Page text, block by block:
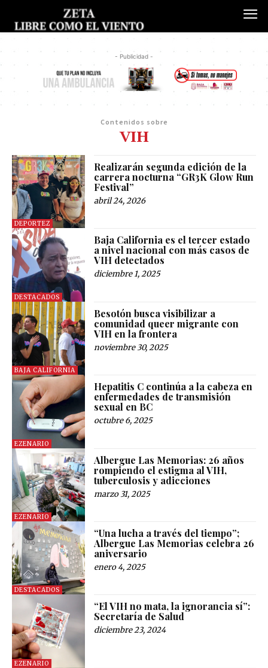
- Publicidad -
Contenidos sobre
VIH
DEPORTEZ
Realizarán segunda edición de la
carrera nocturna “GR3K Glow Run
Festival”
abril 24, 2026
DESTACADOS
Baja California es el tercer estado
a nivel nacional con más casos de
VIH detectados
diciembre 1, 2025
BAJA CALIFORNIA
Besotón busca visibilizar a
comunidad queer migrante con
VIH en la frontera
noviembre 30, 2025
EZENARIO
Hepatitis C continúa a la cabeza en
enfermedades de transmisión
sexual en BC
octubre 6, 2025
EZENARIO
Albergue Las Memorias: 26 años
rompiendo el estigma al VIH,
tuberculosis y adicciones
marzo 31, 2025
DESTACADOS
“Una lucha a través del tiempo”;
Albergue Las Memorias celebra 26
aniversario
enero 4, 2025
EZENARIO
“El VIH no mata, la ignorancia sí”:
Secretaría de Salud
diciembre 23, 2024